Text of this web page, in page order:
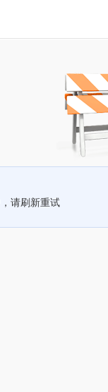
请刷新重试